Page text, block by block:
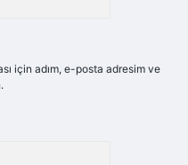
için adım, e-posta adresim ve